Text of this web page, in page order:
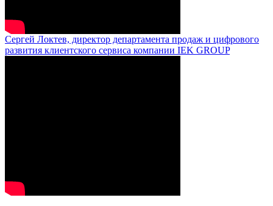
Сергей Локтев, директор департамента продаж и цифрового
развития клиентского сервиса компании IEK GROUP